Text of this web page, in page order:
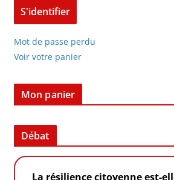
Mot de passe perdu
Voir votre panier
Mon panier
Débat
La résilience citoyenne est-